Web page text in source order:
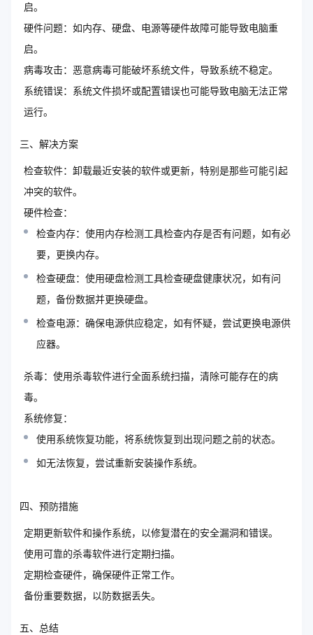
启。
硬件问题：如内存、硬盘、电源等硬件故障可能导致电脑重
启。
病毒攻击：恶意病毒可能破坏系统文件，导致系统不稳定。
系统错误：系统文件损坏或配置错误也可能导致电脑无法正常
运行。
三、解决方案
检查软件：卸载最近安装的软件或更新，特别是那些可能引起
冲突的软件。
硬件检查：
检查内存：使用内存检测工具检查内存是否有问题，如有必
要，更换内存。
检查硬盘：使用硬盘检测工具检查硬盘健康状况，如有问
题，备份数据并更换硬盘。
检查电源：确保电源供应稳定，如有怀疑，尝试更换电源供
应器。
杀毒：使用杀毒软件进行全面系统扫描，清除可能存在的病
毒。
系统修复：
使用系统恢复功能，将系统恢复到出现问题之前的状态。
如无法恢复，尝试重新安装操作系统。
四、预防措施
定期更新软件和操作系统，以修复潜在的安全漏洞和错误。
使用可靠的杀毒软件进行定期扫描。
定期检查硬件，确保硬件正常工作。
备份重要数据，以防数据丢失。
五、总结